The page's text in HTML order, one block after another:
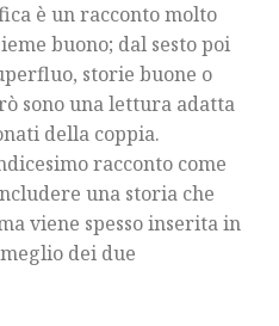
è un racconto molto
buono; dal sesto poi
storie buone o
sono una lettura adatta
della coppia.
racconto come
una storia che
viene spesso inserita in
dei due